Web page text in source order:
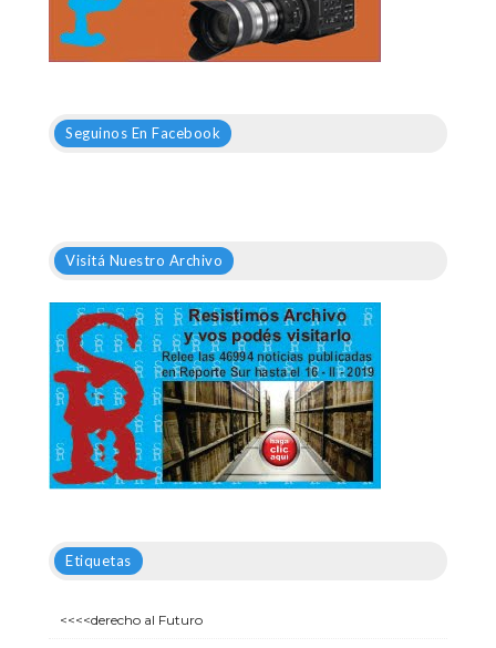
Seguinos En Facebook
Visitá Nuestro Archivo
Etiquetas
<<<<derecho al Futuro